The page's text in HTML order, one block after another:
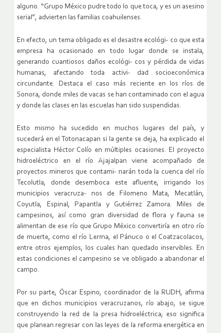
alguno. “Grupo México pudre todo lo que toca, y es un asesino
serial”, advierten las familias coahuilenses.
En efecto, un tema obligado es el desastre ecológi- co que esta
empresa ha ocasionado en todo lugar donde se instala,
generando cuantiosos daños ecológi- cos y pérdida de vidas
humanas, afectando toda activi- dad socioeconómica
circundante. Destaca el caso más reciente en los ríos de
Sonora, donde miles de vacas se han contaminado con el agua
y donde las clases en las escuelas han sido suspendidas.
Esto mismo ha sucedido en muchos lugares del país, y
sucederá en el Totonacapan si la gente se deja, ha explicado el
especialista Héctor Colío en múltiples ocasiones. El proyecto
hidroeléctrico en el río Ajajalpan viene acompañado de
proyectos mineros que contami- narán toda la cuenca del río
Tecolutla, donde desemboca este afluente, irrigando los
municipios veracruza- nos de Filomeno Mata, Mecatlán,
Coyutla, Espinal, Papantla y Gutiérrez Zamora. Miles de
campesinos, así como gran diversidad de flora y fauna se
alimentan de ese río que Grupo México convertiría en otro río
de muerte, como el río Lerma, el Pánuco o el Coatzacolacos,
entre otros ejemplos, los cuales han quedado inservibles. En
estas condiciones el campesino se ve obligado a abandonar el
campo.
Por su parte, Óscar Espino, coordinador de la RUDH, afirma
que en dichos municipios veracruzanos, río abajo, se sigue
construyendo la red de la presa hidroeléctrica; eso significa
que planean regresar con las leyes de la reforma energética en